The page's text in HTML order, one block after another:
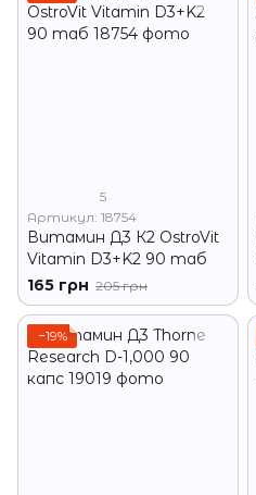
5
Артикул: 18754
Витамин Д3 К2 OstroVit
Vitamin D3+K2 90 таб
165 грн 205 грн
−19%